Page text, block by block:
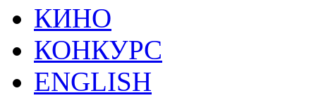
КИНО
КОНКУРС
ENGLISH